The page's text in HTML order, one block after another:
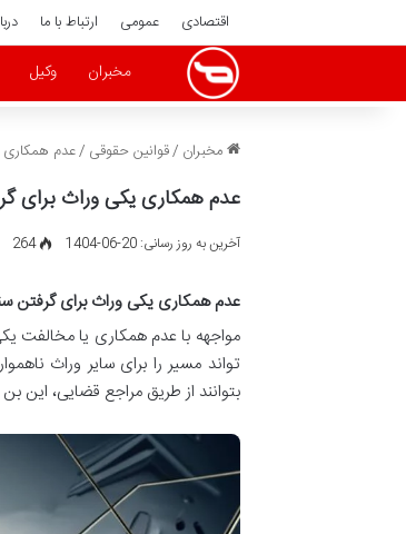
اقتصادی عمومی ارتباط با ما
مخبران وکیل
مخبران /قوانین حقوقی /عدم
عدم همکاری یکی وراث برای
آخرین به روز رسانی: 20-06-1404 264
عدم همکاری یکی وراث برای گرفتن
مواجهه با عدم همکاری یا مخالفت
تواند مسیر را برای سایر وراث
بتوانند از طریق مراجع قضایی،